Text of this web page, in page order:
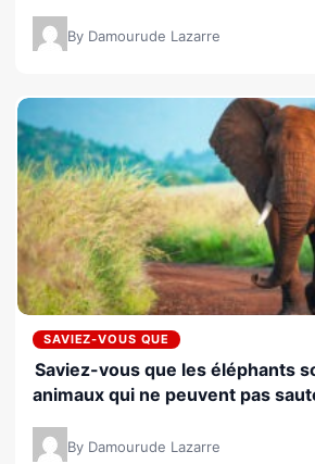
By Damourude Lazarre
SAVIEZ-VOUS QUE
Saviez-vous que les éléphants
animaux qui ne peuvent pas
By Damourude Lazarre